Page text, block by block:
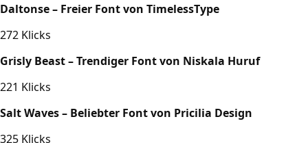
Daltonse – Freier Font von TimelessType
272 Klicks
Grisly Beast – Trendiger Font von Niskala Huruf
221 Klicks
Salt Waves – Beliebter Font von Pricilia Design
325 Klicks